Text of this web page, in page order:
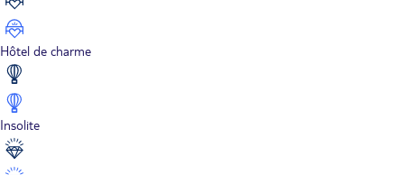
Hôtel de charme
Insolite